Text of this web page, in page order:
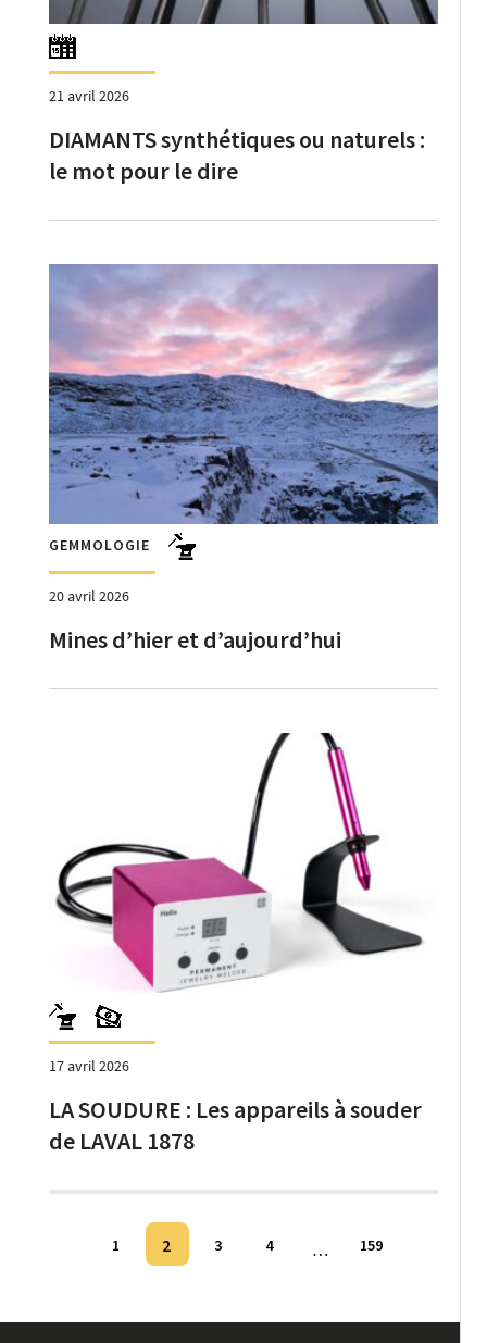
21 avril 2026
DIAMANTS synthétiques ou naturels :
le mot pour le dire
GEMMOLOGIE
20 avril 2026
Mines d’hier et d’aujourd’hui
17 avril 2026
LA SOUDURE : Les appareils à souder
de LAVAL 1878
Pagination
1 2 3 4 … 159